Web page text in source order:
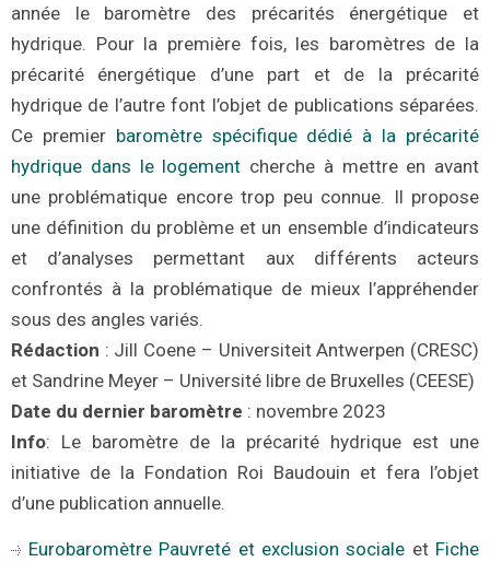
année le baromètre des précarités énergétique et
hydrique. Pour la première fois, les baromètres de la
précarité énergétique d’une part et de la précarité
hydrique de l’autre font l’objet de publications séparées.
Ce premier baromètre spécifique dédié à la précarité
hydrique dans le logement cherche à mettre en avant
une problématique encore trop peu connue. Il propose
une définition du problème et un ensemble d’indicateurs
et d’analyses permettant aux différents acteurs
confrontés à la problématique de mieux l’appréhender
sous des angles variés.
Rédaction : Jill Coene – Universiteit Antwerpen (CRESC)
et Sandrine Meyer – Université libre de Bruxelles (CEESE)
Date du dernier baromètre : novembre 2023
Info: Le baromètre de la précarité hydrique est une
initiative de la Fondation Roi Baudouin et fera l’objet
d’une publication annuelle.
Eurobaromètre Pauvreté et exclusion sociale et Fiche